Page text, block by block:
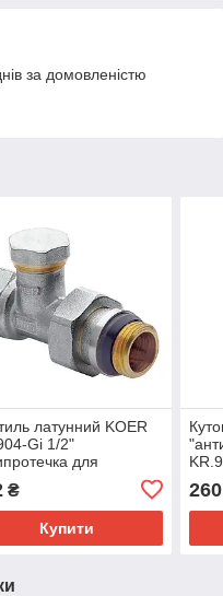
за домовленістю
латунний KOER
Gi 1/2"
для
нікельований
₴
Купити
260